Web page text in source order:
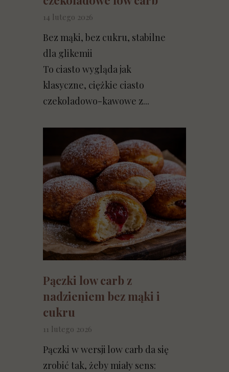
14 lutego 2026
Bez mąki, bez cukru, stabilne
dla glikemii
To ciasto wygląda jak
klasyczne, ciężkie ciasto
czekoladowo-kawowe z...
Pączki low carb z
nadzieniem bez mąki i
cukru
11 lutego 2026
Pączki w wersji low carb da się
zrobić tak, żeby miały sens: